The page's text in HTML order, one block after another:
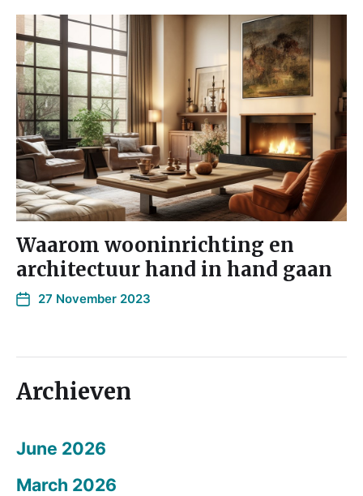
Waarom wooninrichting en
architectuur hand in hand gaan
27 November 2023
Archieven
June 2026
March 2026